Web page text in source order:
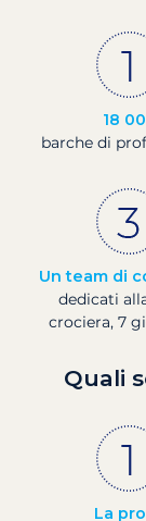
18
barche di
Un team di
dedicati
crociera, 7
Quali
La